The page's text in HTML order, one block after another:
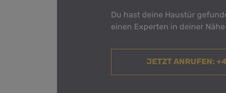
Du hast deine Haustür
einen Experten in deiner
JETZT ANRUFEN: